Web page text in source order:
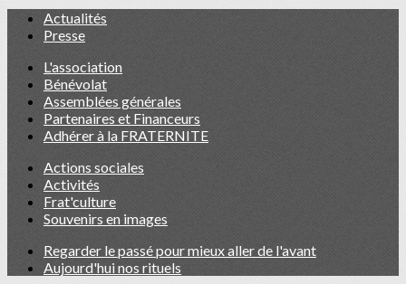
Actualités
Presse
L'association
Bénévolat
Assemblées générales
Partenaires et Financeurs
Adhérer à la FRATERNITE
Actions sociales
Activités
Frat'culture
Souvenirs en images
Regarder le passé pour mieux aller de l'avant
Aujourd'hui nos rituels